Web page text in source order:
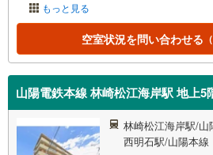
もっと見る
空室状況を問い合わせる
山陽電鉄本線 林崎松江海岸駅 地上5
林崎松江海岸駅/山
西明石駅/山陽本線